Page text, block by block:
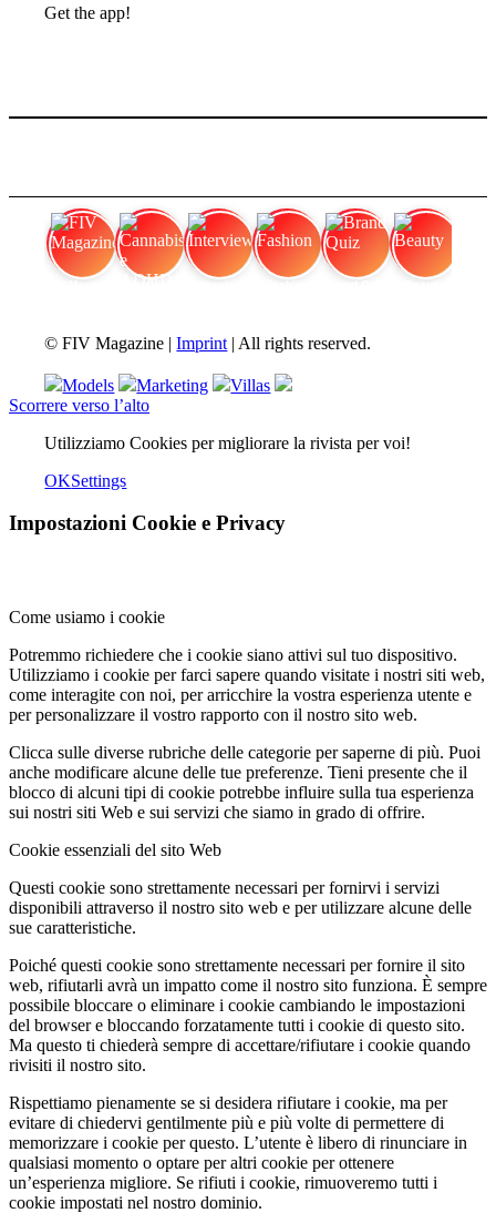
Get the app!
© FIV Magazine |Imprint | All rights reserved.
Models Marketing
Villas
Scorrere verso l’alto
Utilizziamo Cookies per migliorare la rivista per voi!
OKSettings
Impostazioni Cookie e Privacy
Come usiamo i cookie
Potremmo richiedere che i cookie siano attivi sul tuo dispositivo.
Utilizziamo i cookie per farci sapere quando visitate i nostri siti web,
come interagite con noi, per arricchire la vostra esperienza utente e
per personalizzare il vostro rapporto con il nostro sito web.
Clicca sulle diverse rubriche delle categorie per saperne di più. Puoi
anche modificare alcune delle tue preferenze. Tieni presente che il
blocco di alcuni tipi di cookie potrebbe influire sulla tua esperienza
sui nostri siti Web e sui servizi che siamo in grado di offrire.
Cookie essenziali del sito Web
Questi cookie sono strettamente necessari per fornirvi i servizi
disponibili attraverso il nostro sito web e per utilizzare alcune delle
sue caratteristiche.
Poiché questi cookie sono strettamente necessari per fornire il sito
web, rifiutarli avrà un impatto come il nostro sito funziona. È sempre
possibile bloccare o eliminare i cookie cambiando le impostazioni
del browser e bloccando forzatamente tutti i cookie di questo sito.
Ma questo ti chiederà sempre di accettare/rifiutare i cookie quando
rivisiti il nostro sito.
Rispettiamo pienamente se si desidera rifiutare i cookie, ma per
evitare di chiedervi gentilmente più e più volte di permettere di
memorizzare i cookie per questo. L’utente è libero di rinunciare in
qualsiasi momento o optare per altri cookie per ottenere
un’esperienza migliore. Se rifiuti i cookie, rimuoveremo tutti i
cookie impostati nel nostro dominio.